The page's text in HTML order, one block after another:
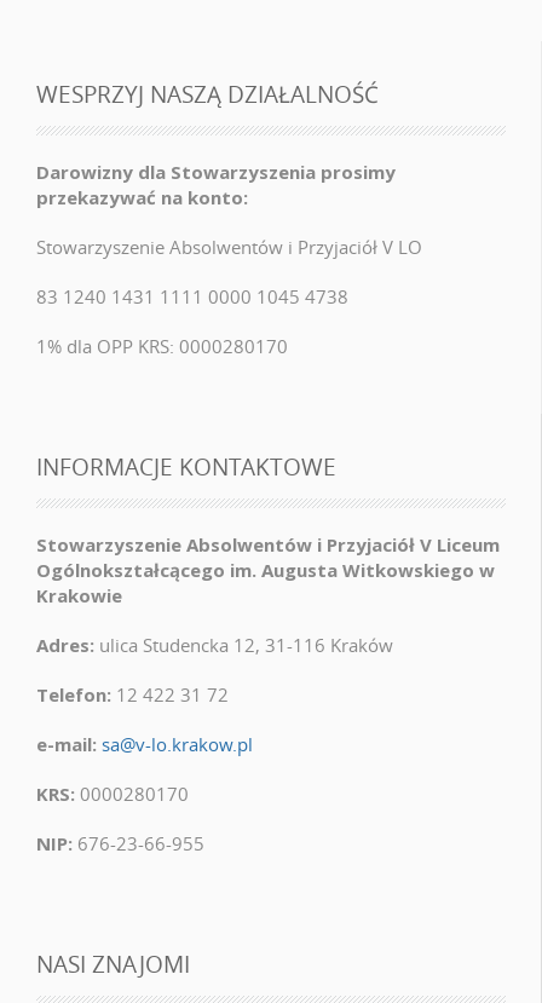
WESPRZYJ NASZĄ DZIAŁALNOŚĆ
Darowizny dla Stowarzyszenia prosimy
przekazywać na konto:
Stowarzyszenie Absolwentów i Przyjaciół V LO
83 1240 1431 1111 0000 1045 4738
1% dla OPP KRS: 0000280170
INFORMACJE KONTAKTOWE
Stowarzyszenie Absolwentów i Przyjaciół V Liceum
Ogólnokształcącego im. Augusta Witkowskiego w
Krakowie
Adres: ulica Studencka 12, 31-116 Kraków
Telefon: 12 422 31 72
e-mail: sa@v-lo.krakow.pl
KRS: 0000280170
NIP: 676-23-66-955
NASI ZNAJOMI